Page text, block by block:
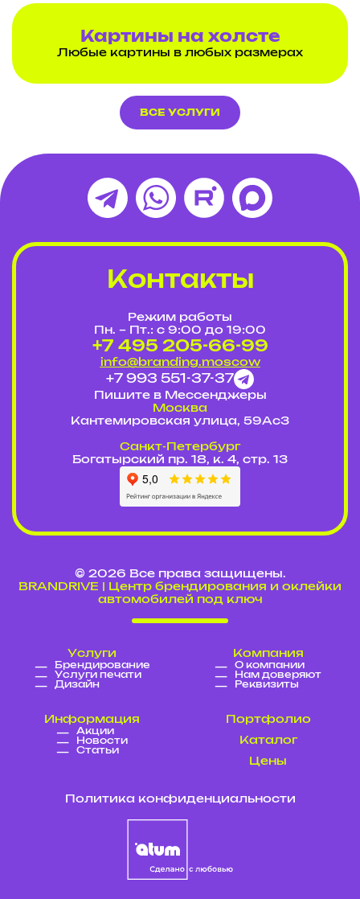
Картины на холсте
Любые картины в любых размерах
ВСЕ УСЛУГИ
© 2026 Все права защищены.
BRANDRIVE | Центр брендирования и оклейки
автомобилей под ключ
Услуги
Брендирование
Услуги печати
Дизайн
Компания
О компании
Нам доверяют
Реквизиты
Информация
Акции
Новости
Статьи
Портфолио
Каталог
Цены
Политика конфиденциальности
Контакты
Режим работы
Пн. – Пт.: с 9:00 до 19:00
+7 495 205-66-99
info@branding.moscow
+7 993 551-37-37
Пишите в Мессенджеры
Москва
Кантемировская улица, 59Ас3
Cанкт-Петербург
Богатырский пр. 18, к. 4, стр. 13